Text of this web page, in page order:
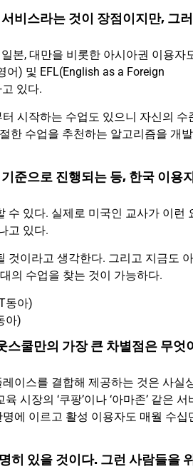
비스라는 것이 장점이지만, 그러
본, 대만을 비롯한 아시아권 이용자
어) 및 EFL(English as a Foreign
있다.
시작하는 수업도 있으니 자신의 수
한 수업을 추천하는 알고리즘을 개발
준으로 진행되는 등, 한국 이용
수 있다. 실제로 미국인 교사가 이런
고 있다.
것이라고 생각한다. 그리고 지금도 아
의 수업을 찾는 것이 가능하다.
아)
쿨만의 가장 큰 차별점은 무엇이
이스를 결합해 제공하는 것은 사실
장의 ‘쿠팡’이나 ‘아마존’ 같은 서
에 이르고 활성 이용자도 매월 수십
히 있을 것이다. 그런 사람들을 위